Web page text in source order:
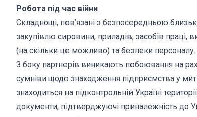
Робота під час війни
Складнощі, пов’язані з безпосередньою
закупівлю сировини, приладів, засобів праці,
(на скільки це можливо) та безпеки персоналу.
З боку партнерів виникають побоювання на
сумніви щодо знаходження підприємства у
знаходиться на підконтрольній Україні
документи, підтверджуючі приналежність до